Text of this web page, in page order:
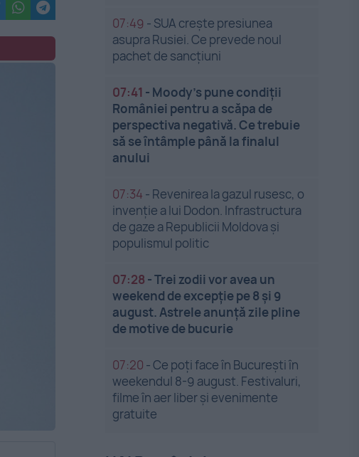
07:49 - SUA crește presiunea
asupra Rusiei. Ce prevede noul
pachet de sancțiuni
07:41 - Moody’s pune condiții
României pentru a scăpa de
perspectiva negativă. Ce trebuie
să se întâmple până la finalul
anului
07:34 - Revenirea la gazul rusesc, o
invenție a lui Dodon. Infrastructura
de gaze a Republicii Moldova și
populismul politic
07:28 -Trei zodii vor avea un
weekend de excepție pe 8 și 9
august. Astrele anunță zile pline
de motive de bucurie
07:20 -Ce poți face în București în
weekendul 8-9 august. Festivaluri,
filme în aer liber și evenimente
gratuite